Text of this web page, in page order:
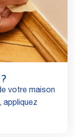
votre maison
appliquez